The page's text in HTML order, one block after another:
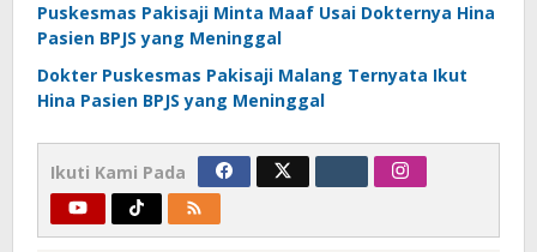
Puskesmas Pakisaji Minta Maaf Usai Dokternya Hina
Pasien BPJS yang Meninggal
Dokter Puskesmas Pakisaji Malang Ternyata Ikut
Hina Pasien BPJS yang Meninggal
Ikuti Kami Pada